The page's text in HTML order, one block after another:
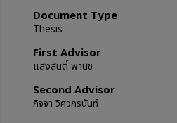
Document Type
Thesis
First Advisor
แสงสันติ์ พานิช
Second Advisor
กิจจา วิศวกรนันท์